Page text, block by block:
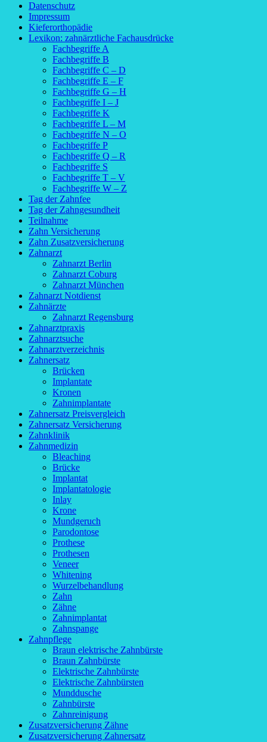
Datenschutz
Impressum
Kieferorthopädie
Lexikon: zahnärztliche Fachausdrücke
Fachbegriffe A
Fachbegriffe B
Fachbegriffe C – D
Fachbegriffe E – F
Fachbegriffe G – H
Fachbegriffe I – J
Fachbegriffe K
Fachbegriffe L – M
Fachbegriffe N – O
Fachbegriffe P
Fachbegriffe Q – R
Fachbegriffe S
Fachbegriffe T – V
Fachbegriffe W – Z
Tag der Zahnfee
Tag der Zahngesundheit
Teilnahme
Zahn Versicherung
Zahn Zusatzversicherung
Zahnarzt
Zahnarzt Berlin
Zahnarzt Coburg
Zahnarzt München
Zahnarzt Notdienst
Zahnärzte
Zahnarzt Regensburg
Zahnarztpraxis
Zahnarztsuche
Zahnarztverzeichnis
Zahnersatz
Brücken
Implantate
Kronen
Zahnimplantate
Zahnersatz Preisvergleich
Zahnersatz Versicherung
Zahnklinik
Zahnmedizin
Bleaching
Brücke
Implantat
Implantatologie
Inlay
Krone
Mundgeruch
Parodontose
Prothese
Prothesen
Veneer
Whitening
Wurzelbehandlung
Zahn
Zähne
Zahnimplantat
Zahnspange
Zahnpflege
Braun elektrische Zahnbürste
Braun Zahnbürste
Elektrische Zahnbürste
Elektrische Zahnbürsten
Munddusche
Zahnbürste
Zahnreinigung
Zusatzversicherung Zähne
Zusatzversicherung Zahnersatz